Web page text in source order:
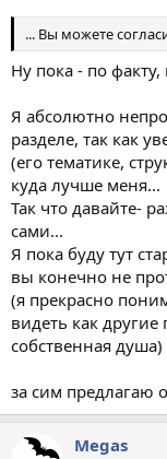
... Вы можете
Ну пока - по факту,
Я абсолютно
разделе, так как
(его тематике,
куда лучше меня...
Так что давайте-
сами...
Я пока буду тут
вы конечно не
(я прекрасно
видеть как
собственная душа)
за сим предлагаю
Megas